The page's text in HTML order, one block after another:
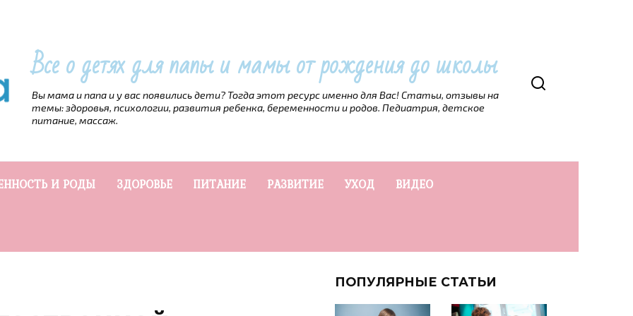
Все о детях для папы и мамы от рождения до школы
Вы мама и папа и у вас появились дети? Тогда этот ресурс именно для Вас! Статьи, отзывы на
темы: здоровья, психологии, развития ребенка, беременности и родов. Педиатрия, детское
питание, массаж.
И РОДЫ ЗДОРОВЬЕ ПИТАНИЕ РАЗВИТИЕ УХОД ВИДЕО
ПОПУЛЯРНЫЕ СТАТЬИ